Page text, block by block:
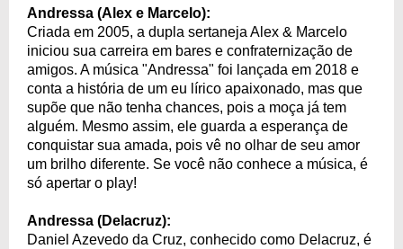
Andressa (Alex e Marcelo):
Criada em 2005, a dupla sertaneja Alex & Marcelo
iniciou sua carreira em bares e confraternização de
amigos. A música "Andressa" foi lançada em 2018 e
conta a história de um eu lírico apaixonado, mas que
supõe que não tenha chances, pois a moça já tem
alguém. Mesmo assim, ele guarda a esperança de
conquistar sua amada, pois vê no olhar de seu amor
um brilho diferente. Se você não conhece a música, é
só apertar o play!
Andressa (Delacruz):
Daniel Azevedo da Cruz, conhecido como Delacruz, é